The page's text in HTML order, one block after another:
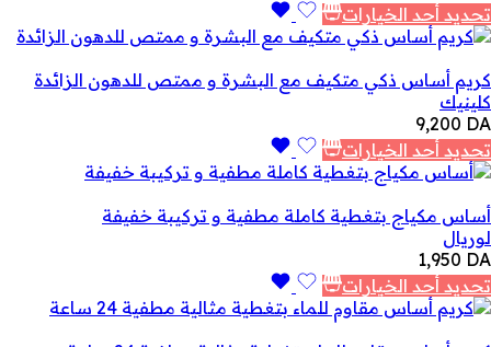
تحديد أحد الخيارات
كريم أساس ذكي متكيف مع البشرة و ممتص للدهون الزائدة
كلينيك
9,200 DA
تحديد أحد الخيارات
أساس مكياج بتغطية كاملة مطفية و تركيبة خفيفة
لوريال
1,950 DA
تحديد أحد الخيارات